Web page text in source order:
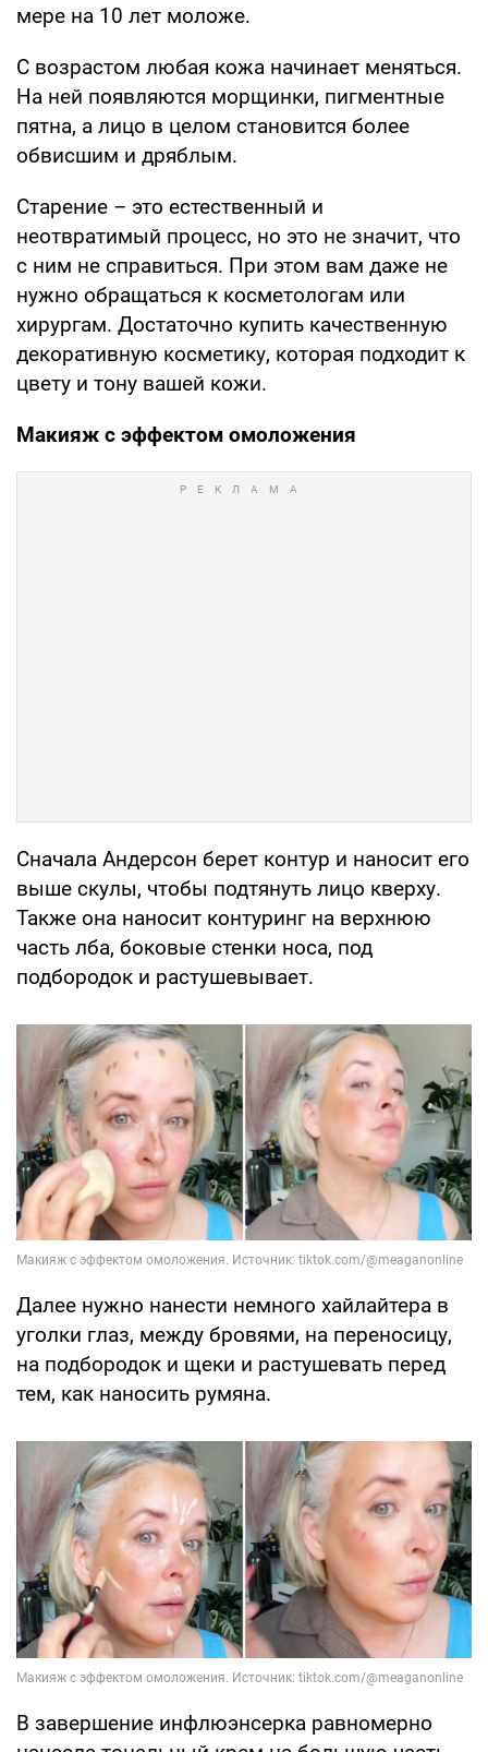
мере на 10 лет моложе.
С возрастом любая кожа начинает меняться.
На ней появляются морщинки, пигментные
пятна, а лицо в целом становится более
обвисшим и дряблым.
Старение – это естественный и
неотвратимый процесс, но это не значит, что
с ним не справиться. При этом вам даже не
нужно обращаться к косметологам или
хирургам. Достаточно купить качественную
декоративную косметику, которая подходит к
цвету и тону вашей кожи.
Макияж с эффектом омоложения
Сначала Андерсон берет контур и наносит его
выше скулы, чтобы подтянуть лицо кверху.
Также она наносит контуринг на верхнюю
часть лба, боковые стенки носа, под
подбородок и растушевывает.
Далее нужно нанести немного хайлайтера в
уголки глаз, между бровями, на переносицу,
на подбородок и щеки и растушевать перед
тем, как наносить румяна.
В завершение инфлюэнсерка равномерно